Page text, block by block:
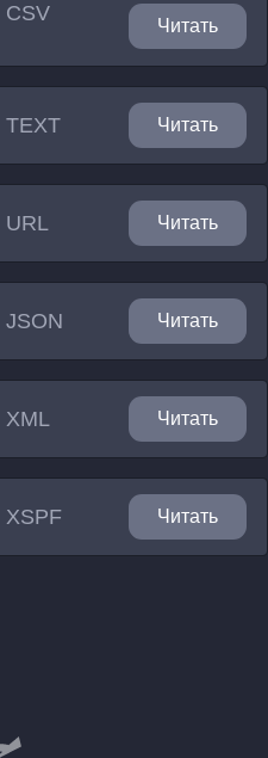
CSV
Читать
TEXT Читать
URL Читать
JSON Читать
XML Читать
XSPF Читать